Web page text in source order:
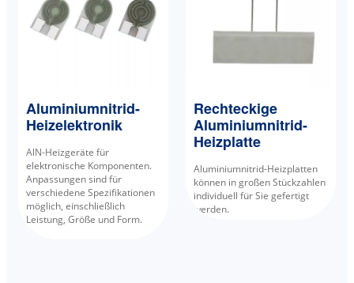
Aluminiumnitrid-
Heizelektronik
AlN-Heizgeräte für
elektronische Komponenten.
Anpassungen sind für
verschiedene Spezifikationen
möglich, einschließlich
Leistung, Größe und Form.
Rechteckige
Aluminiumnitrid-
Heizplatte
Aluminiumnitrid-Heizplatten
können in großen Stückzahlen
individuell für Sie gefertigt
werden.